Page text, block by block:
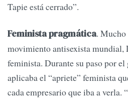
Tapie está cerrado”.
Feminista pragmática. Mucho
movimiento antisexista mundial,
feminista. Durante su paso por
aplicaba el “apriete” feminista
cada empresario que iba a verla.